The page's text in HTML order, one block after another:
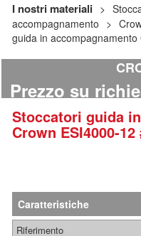
I nostri materiali
accompagnamento
guida in accompagnamento
Prezzo su
Stoccatori guida
Crown ESI4000-12
Caratteristiche
Riferimento